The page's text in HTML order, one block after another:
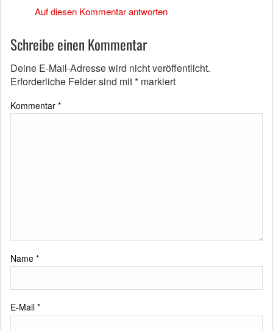
Auf diesen Kommentar antworten
Schreibe einen Kommentar
Deine E-Mail-Adresse wird nicht veröffentlicht.
Erforderliche Felder sind mit* markiert
Kommentar *
Name *
E-Mail *